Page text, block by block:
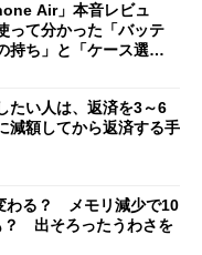
Air」本音レビュ
って分かった「バッテ
持ち」と「ケース選
たい人は、返済を3～6
減額してから返済する手
わる？ メモリ減少で10
？ 出そろったうわさを